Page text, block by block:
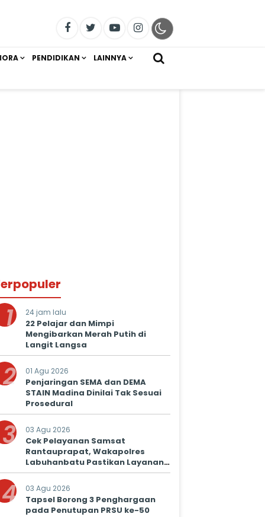
PENDIDIKAN LAINNYA
1 24 jam lalu
22 Pelajar dan Mimpi
Mengibarkan Merah Putih di
Langit Langsa
2 01 Agu 2026
Penjaringan SEMA dan DEMA
STAIN Madina Dinilai Tak Sesuai
Prosedural
3 03 Agu 2026
Cek Pelayanan Samsat
Rantauprapat, Wakapolres
Labuhanbatu Pastikan Layanan
Prima untuk Masyarakat
4 03 Agu 2026
Tapsel Borong 3 Penghargaan
pada Penutupan PRSU ke-50